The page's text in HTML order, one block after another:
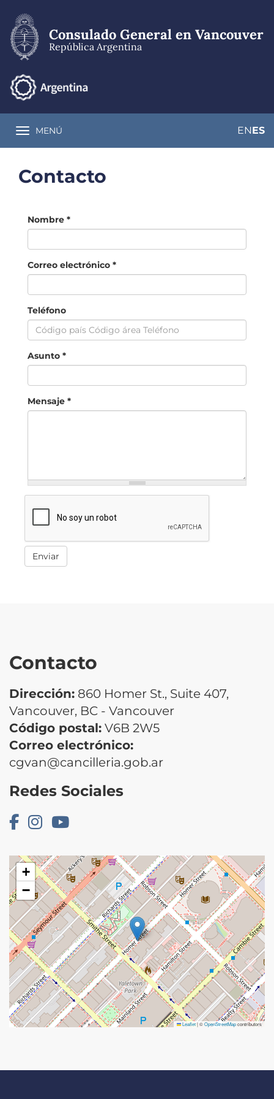
contenido
principal
Consulado General en Vancouver
República Argentina
Toggle navigation
MENÚ ENES
Contacto
Nombre *
Correo electrónico *
Teléfono
Asunto *
Mensaje *
Enviar
Contacto
Dirección: 860 Homer St., Suite 407,
Vancouver, BC - Vancouver
Código postal: V6B 2W5
Correo electrónico:
cgvan@cancilleria.gob.ar
Redes Sociales
+
−
Leaflet|©OpenStreetMapcontributors